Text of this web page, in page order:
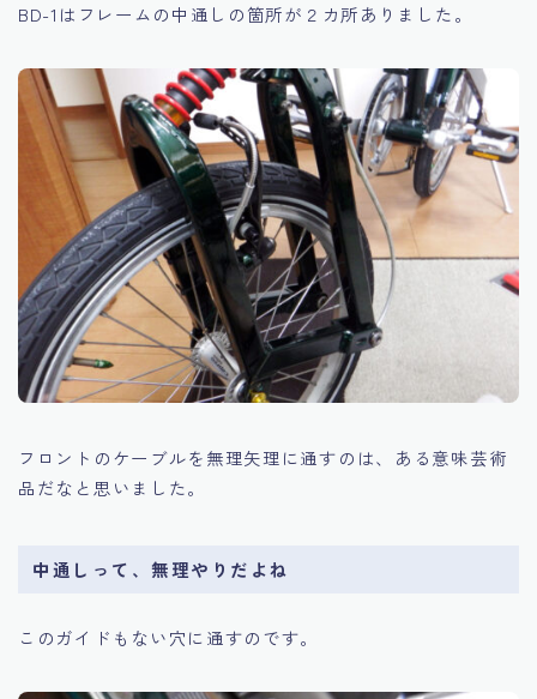
BD-1はフレームの中通しの箇所が２カ所ありました。
フロントのケーブルを無理矢理に通すのは、ある意味芸術
品だなと思いました。
中通しって、無理やりだよね
このガイドもない穴に通すのです。